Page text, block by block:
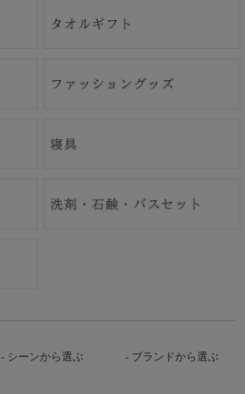
シーンから選ぶ ブランドから選ぶ